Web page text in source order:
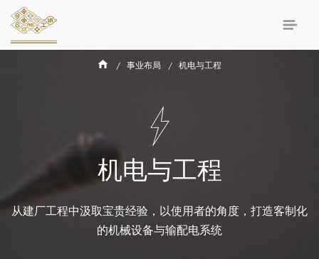
事业布局 机电与工程
机电与工程
从建厂工程中汲取宝贵经验，以使用者的角度，打造客制化
的机械设备与输配电系统